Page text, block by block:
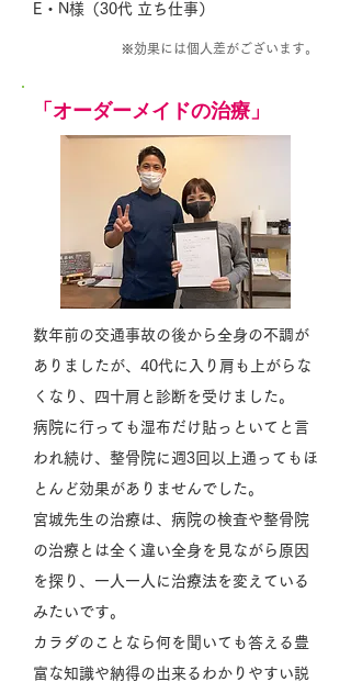
E・N様（30代 立ち仕事）
※効果には個人差がございます。
「オーダーメイドの治療」
数年前の交通事故の後から全身の不調が
ありましたが、40代に入り肩も上がらな
くなり、四十肩と診断を受けました。
病院に行っても湿布だけ貼っといてと言
われ続け、整骨院に週3回以上通ってもほ
とんど効果がありませんでした。
宮城先生の治療は、病院の検査や整骨院
の治療とは全く違い全身を見ながら原因
を探り、一人一人に治療法を変えている
みたいです。
カラダのことなら何を聞いても答える豊
富な知識や納得の出来るわかりやすい説